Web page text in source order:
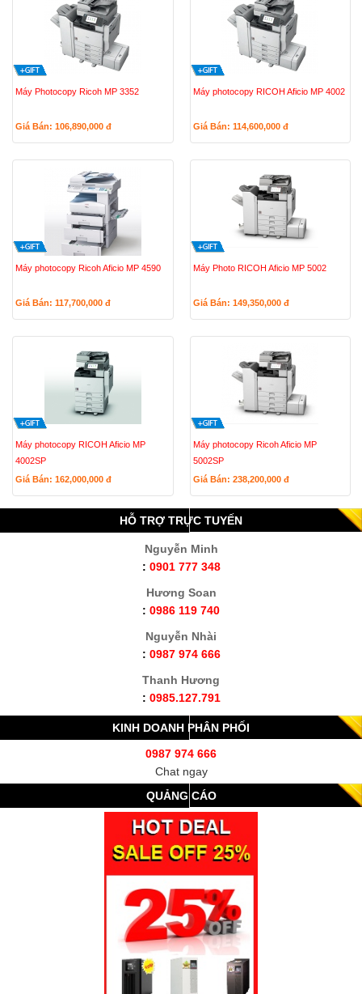
Máy Photocopy Ricoh MP 3352
Giá Bán: 106,890,000 đ
Máy photocopy RICOH Aficio MP 4002
Giá Bán: 114,600,000 đ
Máy photocopy Ricoh Aficio MP 4590
Giá Bán: 117,700,000 đ
Máy Photo RICOH Aficio MP 5002
Giá Bán: 149,350,000 đ
Máy photocopy RICOH Aficio MP
4002SP
Giá Bán: 162,000,000 đ
Máy photocopy Ricoh Aficio MP
5002SP
Giá Bán: 238,200,000 đ
HỖ TRỢ TRỰC TUYẾN
Nguyễn Minh
: 0901 777 348
Hương Soan
: 0986 119 740
Nguyễn Nhài
: 0987 974 666
Thanh Hương
: 0985.127.791
KINH DOANH PHÂN PHỐI
0987 974 666
Chat ngay
QUẢNG CÁO